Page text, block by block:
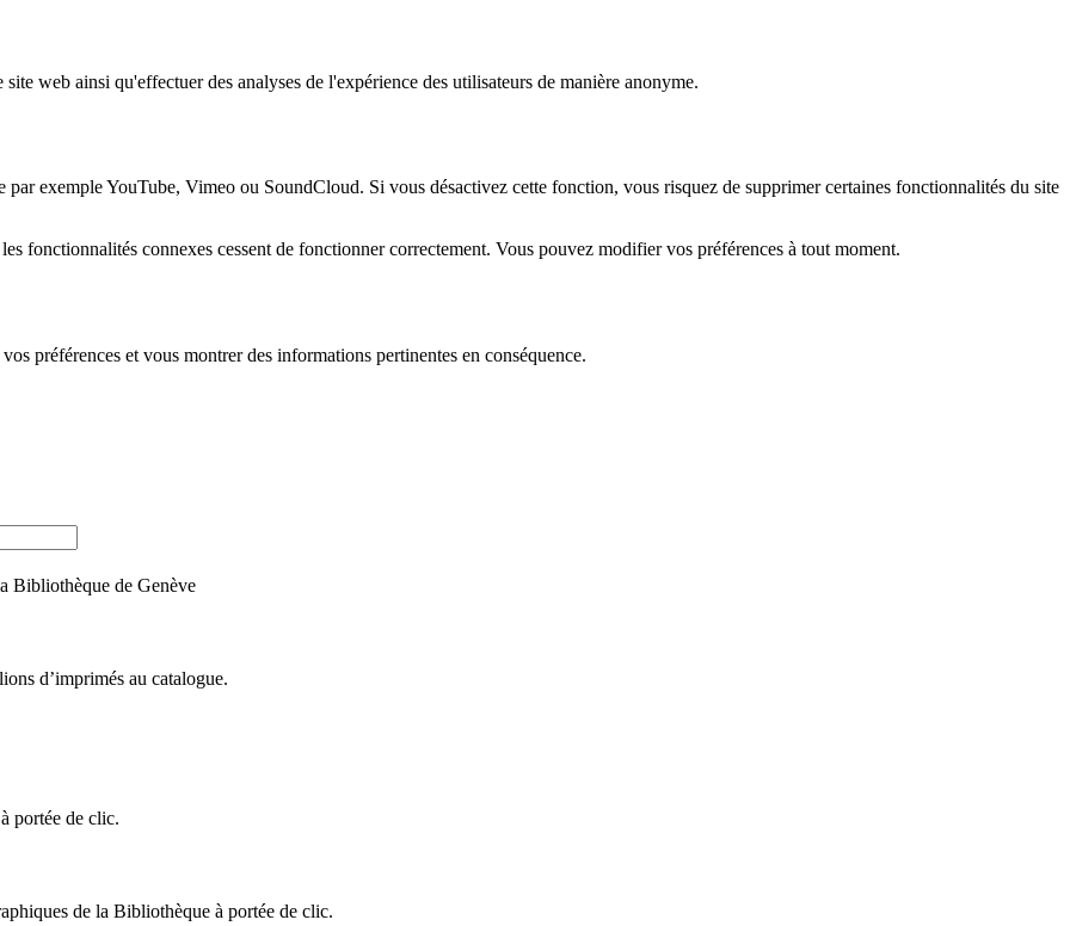
web ainsi qu'effectuer des analyses de l'expérience des utilisateurs de manière anonyme.
exemple YouTube, Vimeo ou SoundCloud. Si vous désactivez cette fonction, vous risquez de supprimer certaines fonctionnalités du site
fonctionnalités connexes cessent de fonctionner correctement. Vous pouvez modifier vos préférences à tout moment.
préférences et vous montrer des informations pertinentes en conséquence.
Bibliothèque de Genève
d’imprimés au catalogue.
portée de clic.
de la Bibliothèque à portée de clic.